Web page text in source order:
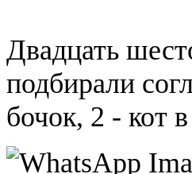
Двадцать
подбирали
бочок, 2 - кот